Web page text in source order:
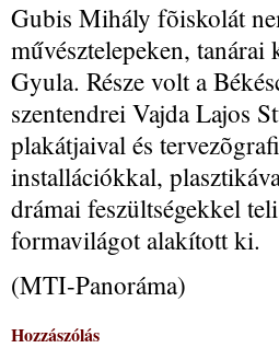
Gubis Mihály fõiskolát
művésztelepeken,
Gyula. Része volt a
szentendrei Vajda Lajos
plakátjaival és
installációkkal,
drámai feszültségekkel
formavilágot alakított ki.
(MTI-Panoráma)
Hozzászólás